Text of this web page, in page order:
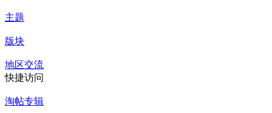
主题
版块
地区交流
快捷访问
淘帖专辑